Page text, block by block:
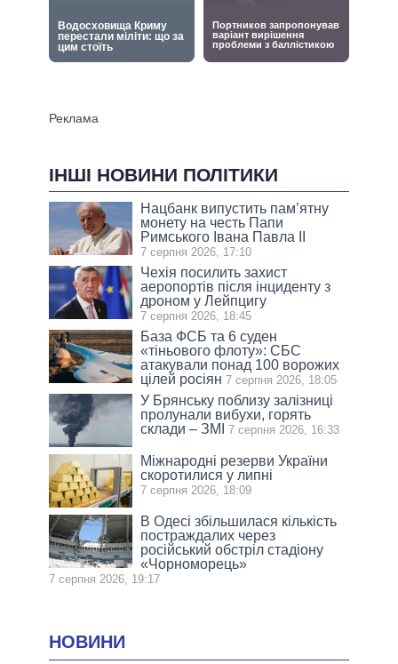
ІНШІ НОВИНИ ПОЛІТИКИ
Нацбанк випустить пам’ятну
монету на честь Папи
Римського Івана Павла II
7 серпня 2026, 17:10
Чехія посилить захист
аеропортів після інциденту з
дроном у Лейпцигу
7 серпня 2026, 18:45
База ФСБ та 6 суден
«тіньового флоту»: СБС
атакували понад 100 ворожих
цілей росіян 7 серпня 2026, 18:05
У Брянську поблизу залізниці
пролунали вибухи, горять
склади – ЗМІ
7 серпня 2026, 16:33
Міжнародні резерви України
скоротилися у липні
7 серпня 2026, 18:09
В Одесі збільшилася кількість
постраждалих через
російський обстріл стадіону
«Чорноморець»
7 серпня 2026, 19:17
НОВИНИ